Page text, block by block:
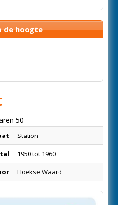
de hoogte
50
Station
1950 tot 1960
Hoekse Waard